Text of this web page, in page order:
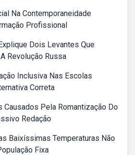
Na Contemporaneidade
Profissional
Dois Levantes Que
Revolução Russa
Inclusiva Nas Escolas
Correta
Causados Pela Romantização Do
Redação
Baixíssimas Temperaturas Não
Fixa